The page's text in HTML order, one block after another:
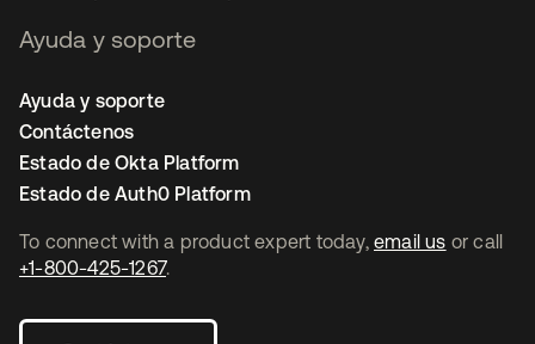
To connect with a product expert today, email us or call
+1-800-425-1267.
Ayuda y soporte
Ayuda y soporte
Contáctenos
Estado de Okta Platform
Estado de Auth0 Platform